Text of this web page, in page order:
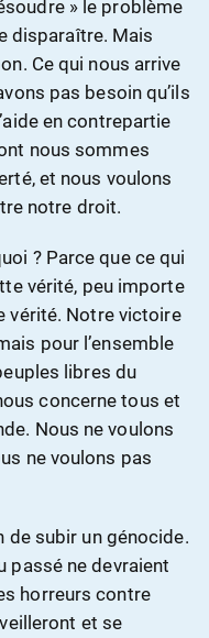
» le problème
disparaître. Mais
Ce qui nous arrive
pas besoin qu’ils
en contrepartie
nous sommes
et nous voulons
notre droit.
? Parce que ce qui
vérité, peu importe
vérité. Notre victoire
pour l’ensemble
libres du
concerne tous et
Nous ne voulons
ne voulons pas
de subir un génocide.
passé ne devraient
horreurs contre
et se